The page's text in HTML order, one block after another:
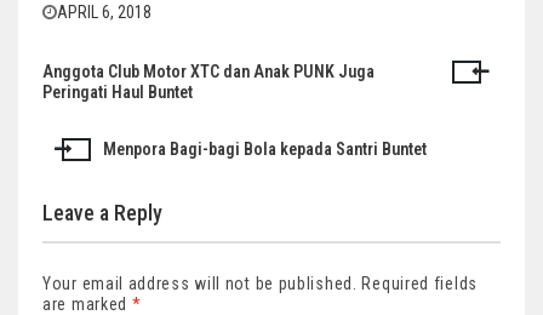
APRIL 6, 2018
Post
Anggota Club Motor XTC dan Anak PUNK Juga
Peringati Haul Buntet
Menpora Bagi-bagi Bola kepada Santri Buntet
Leave a Reply
Your email address will not be published.
Required fields
are marked *